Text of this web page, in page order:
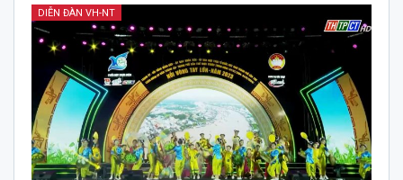
DIỄN ĐÀN VH-NT